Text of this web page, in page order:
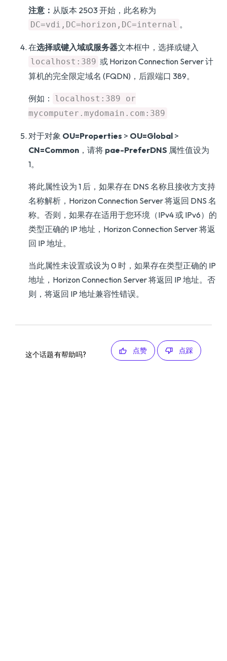
注意： 从版本 2503 开始，此名称为
DC=vdi,DC=horizon,DC=internal 。
在选择或键入域或服务器文本框中，选择或键入
localhost:389 或 Horizon Connection Server 计
算机的完全限定域名 (FQDN)，后跟端口 389。
例如：
localhost:389 or
mycomputer.mydomain.com:389
对于对象 OU=Properties > OU=Global >
CN=Common ，请将 pae-PreferDNS 属性值设为
1。
将此属性设为 1 后，如果存在 DNS 名称且接收方支持
名称解析，Horizon Connection Server 将返回 DNS 名
称。否则，如果存在适用于您环境（IPv4 或 IPv6）的
类型正确的 IP 地址，Horizon Connection Server 将返
回 IP 地址。
当此属性未设置或设为 0 时，如果存在类型正确的 IP
地址，Horizon Connection Server 将返回 IP 地址。否
则，将返回 IP 地址兼容性错误。
这个话题有帮助吗? 点赞 点踩